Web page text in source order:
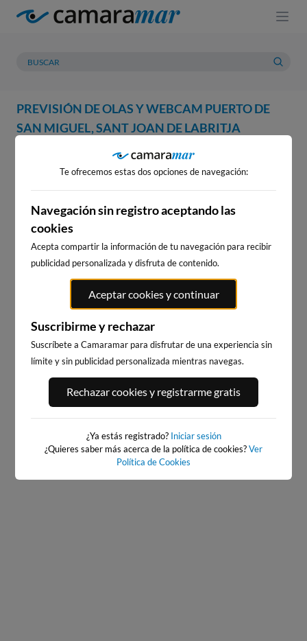
PREVISIÓN DE OLAS Y WEBCAM PUERTO DE
SAN MIGUEL, SANT JOAN DE LABRITJA
PREVISIÓN METEOROLOGÍA
WEBCAM PUERTO DE SAN
MIGUEL, SANT JOAN DE
LABRITJA
WEBCAMS CERCANAS
PORT ANDRATX
96km · Andratx
PLAYA DE LA GRAVA
114km · Xàbia-Jávea
0.1 m CHOPI
Te ofrecemos estas dos opciones de navegación:
Navegación sin registro aceptando las
cookies
Acepta compartir la información de tu navegación para recibir
publicidad personalizada y disfruta de contenido.
Aceptar cookies y continuar
Suscribirme y rechazar
Suscríbete a Camaramar para disfrutar de una experiencia sin
límite y sin publicidad personalizada mientras navegas.
Rechazar cookies y registrarme gratis
¿Ya estás registrado? Iniciar sesión
¿Quieres saber más acerca de la política de cookies?Ver
Política de Cookies